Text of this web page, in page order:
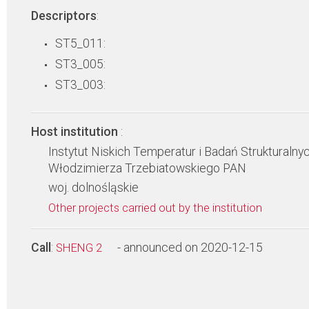
Descriptors:
ST5_011:
ST3_005:
ST3_003:
Host institution :
Instytut Niskich Temperatur i Badań
Włodzimierza Trzebiatowskiego PAN
woj. dolnośląskie
Other projects carried out by the institution
Call : SHENG 2 - announced on 2020-12-15